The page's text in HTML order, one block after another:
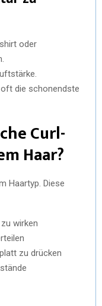
oder
die schonendste
Curl-
Haar?
Haartyp. Diese
wirken
zu drücken